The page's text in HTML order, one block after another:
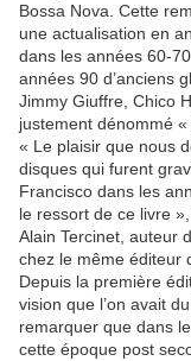
Bossa Nova. Cette
une actualisation en
dans les années 60-
années 90 d’anciens
Jimmy Giuffre, Chico
justement dénommé «
« Le plaisir que nous
disques qui furent
Francisco dans les
le ressort de ce livre
Alain Tercinet, auteur
chez le même éditeur
Depuis la première
vision que l’on avait
remarquer que dans
cette époque post